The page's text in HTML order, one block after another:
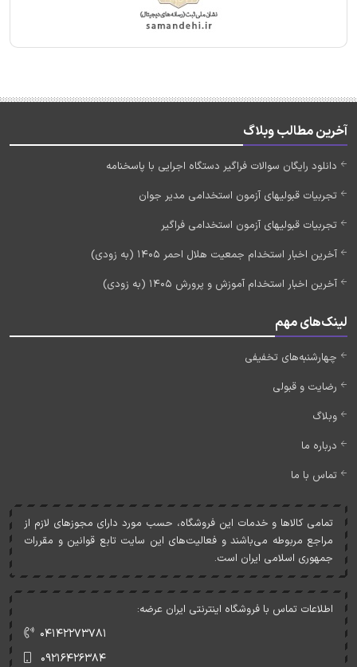
آخرین مطالب وبلاگ
دانلود رایگان سوالات فراگیر دستگاه اجرایی با پاسخنامه
تجربیات قبولیهای آزمون استخدامی مدیر جوان
تجربیات قبولیهای آزمون استخدامی فراگیر
آخرین اخبار استخدام جمعیت هلال احمر 1405 (به زودی)
آخرین اخبار استخدام آموزش و پرورش 1405 (به زودی)
لینک‌های مهم
چهارشنبه‌های تخفیفی
رضایت و قبولی
وبلاگ
درباره ما
تماس با ما
تمامی کالاها و خدمات اين فروشگاه، حسب مورد دارای مجوزهای لازم از
مراجع مربوطه می‌باشند و فعاليت‌های اين سايت تابع قوانين و مقررات
جمهوری اسلامی ايران است.
اطلاعات تماس با فروشگاه اینترنتی ایران عرضه:
۰۴۱۴۲۲۷۳۷۸۱
۰۹۲۱۶۴۲۶۳۸۴